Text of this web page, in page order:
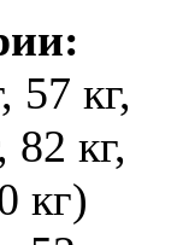
57 кг,
82 кг,
кг)